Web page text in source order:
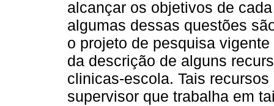
alcançar os objetivos de
algumas dessas questões
o projeto de pesquisa
da descrição de alguns
clinicas-escola. Tais
supervisor que trabalha em